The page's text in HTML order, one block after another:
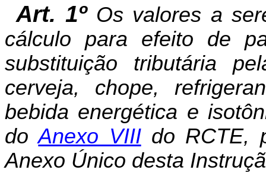
Art. 1ºOs valores a
cálculo para efeito de
substituição tributária
cerveja, chope,
bebida energética e
doAnexo VIIIdo RCTE,
Anexo Único desta